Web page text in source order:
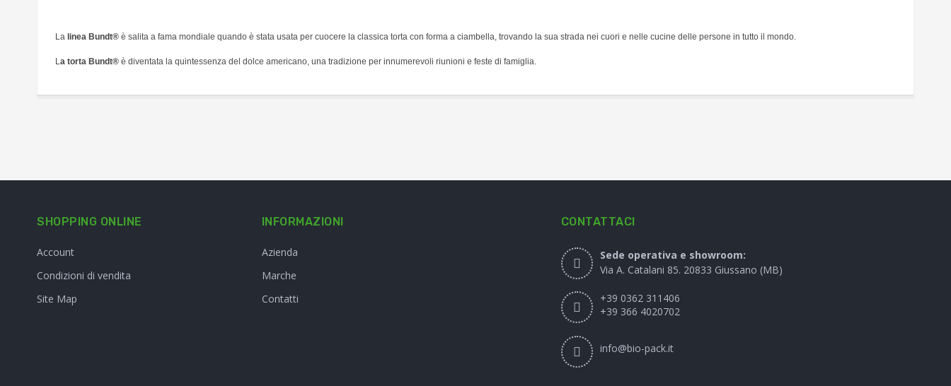
La linea Bundt® è salita a fama mondiale quando è stata usata per cuocere la classica torta con forma a ciambella, trovando la sua strada nei cuori e nelle cucine delle persone in tutto il mondo.
L a torta Bundt® è diventata la quintessenza del dolce americano, una tradizione per innumerevoli riunioni e feste di famiglia.
SHOPPING ONLINE
Account
Condizioni di vendita
Site Map
INFORMAZIONI
Azienda
Marche
Contatti
CONTATTACI
Sede operativa e showroom:
Via A. Catalani 85. 20833 Giussano (MB)
+39 0362 311406
+39 366 4020702
info@bio-pack.it